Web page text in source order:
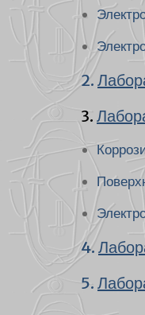
2.
3.
4.
5.